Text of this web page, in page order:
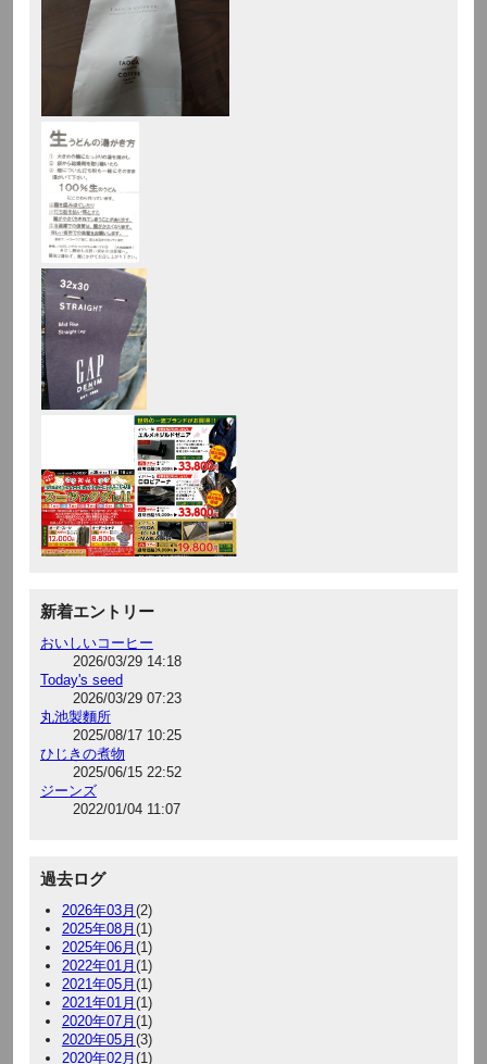
新着エントリー
おいしいコーヒー
2026/03/29 14:18
Today's seed
2026/03/29 07:23
丸池製麵所
2025/08/17 10:25
ひじきの煮物
2025/06/15 22:52
ジーンズ
2022/01/04 11:07
過去ログ
2026年03月(2)
2025年08月(1)
2025年06月(1)
2022年01月(1)
2021年05月(1)
2021年01月(1)
2020年07月(1)
2020年05月(3)
2020年02月(1)